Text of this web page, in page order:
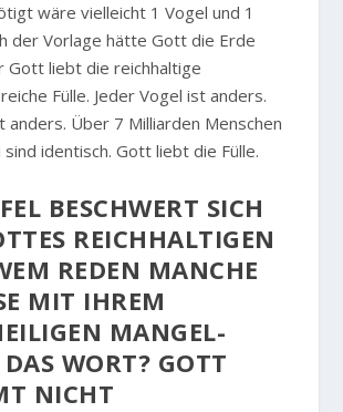
wäre vielleicht 1 Vogel und 1
der Vorlage hätte Gott die Erde
Gott liebt die reichhaltige
Fülle. Jeder Vogel ist anders.
anders. Über 7 Milliarden Menschen
identisch. Gott liebt die Fülle.
BESCHWERT SICH
REICHHALTIGEN
REDEN MANCHE
MIT IHREM
MANGEL-
WORT? GOTT
NICHT